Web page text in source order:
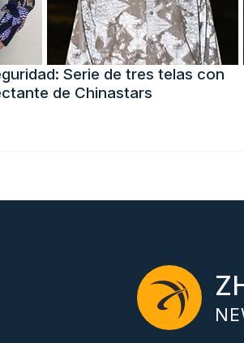
Serie de tres telas con
de Chinastars